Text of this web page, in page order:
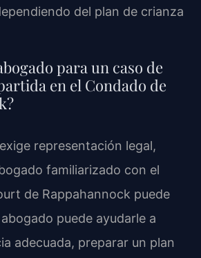
del plan de crianza
para un caso de
en el Condado de
representación legal,
familiarizado con el
de Rappahannock puede
puede ayudarle a
adecuada, preparar un plan